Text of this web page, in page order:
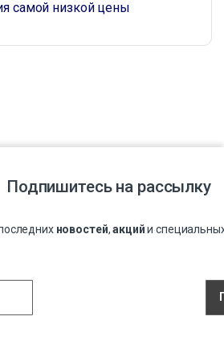
самой низкой цены
Подпишитесь на рассылку
новостей,акцийи